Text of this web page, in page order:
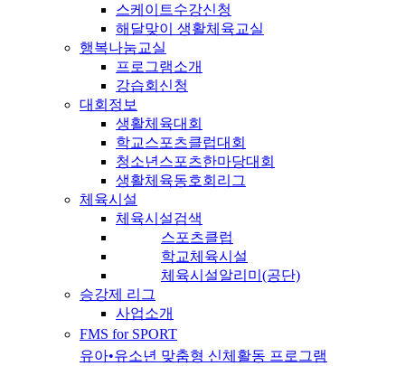
스케이트수강신청
해달맞이 생활체육교실
행복나눔교실
프로그램소개
강습회신청
대회정보
생활체육대회
학교스포츠클럽대회
청소년스포츠한마당대회
생활체육동호회리그
체육시설
체육시설검색
스포츠클럽
학교체육시설
체육시설알리미(공단)
승강제 리그
사업소개
FMS for SPORT
유아•유소년 맞춤형 신체활동 프로그램